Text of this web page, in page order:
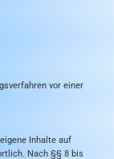
vor einer
Inhalte auf
Nach §§ 8 bis